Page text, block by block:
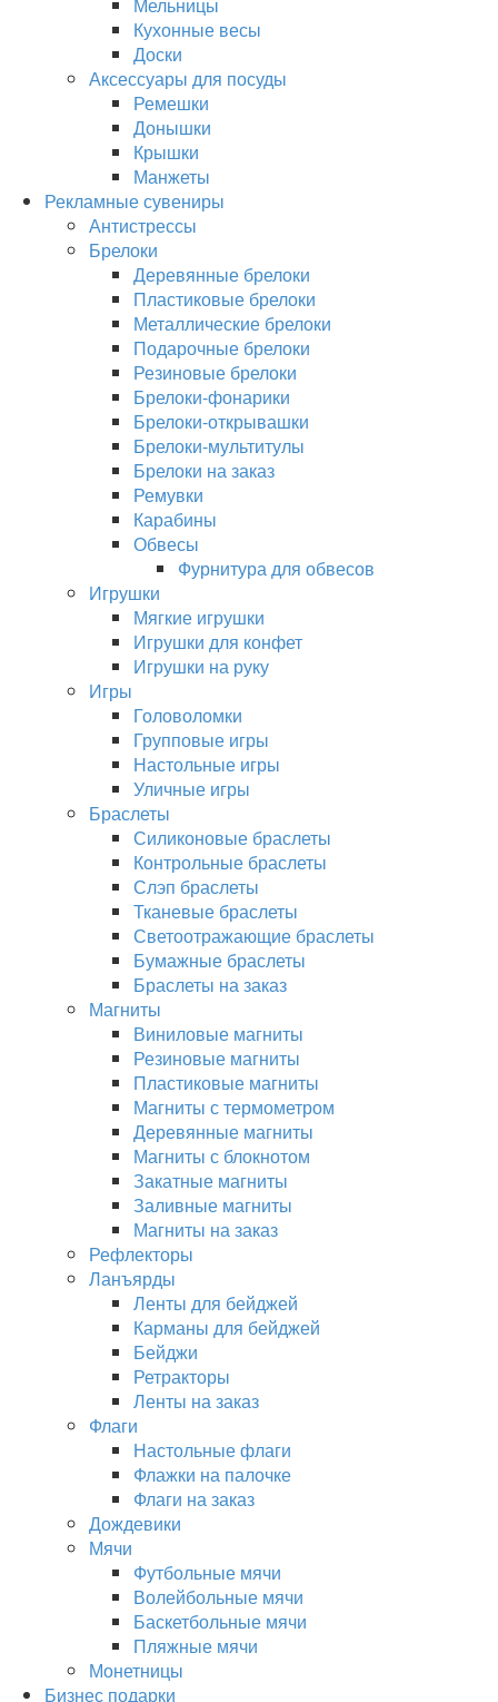
Кухонные весы
Доски
Аксессуары для посуды
Ремешки
Донышки
Крышки
Манжеты
Рекламные сувениры
Антистрессы
Брелоки
Деревянные брелоки
Пластиковые брелоки
Металлические брелоки
Подарочные брелоки
Резиновые брелоки
Брелоки-фонарики
Брелоки-открывашки
Брелоки-мультитулы
Брелоки на заказ
Ремувки
Карабины
Обвесы
Фурнитура для обвесов
Игрушки
Мягкие игрушки
Игрушки для конфет
Игрушки на руку
Игры
Головоломки
Групповые игры
Настольные игры
Уличные игры
Браслеты
Силиконовые браслеты
Контрольные браслеты
Слэп браслеты
Тканевые браслеты
Светоотражающие браслеты
Бумажные браслеты
Браслеты на заказ
Магниты
Виниловые магниты
Резиновые магниты
Пластиковые магниты
Магниты с термометром
Деревянные магниты
Магниты с блокнотом
Закатные магниты
Заливные магниты
Магниты на заказ
Рефлекторы
Ланъярды
Ленты для бейджей
Карманы для бейджей
Бейджи
Ретракторы
Ленты на заказ
Флаги
Настольные флаги
Флажки на палочке
Флаги на заказ
Дождевики
Мячи
Футбольные мячи
Волейбольные мячи
Баскетбольные мячи
Пляжные мячи
Монетницы
Бизнес подарки